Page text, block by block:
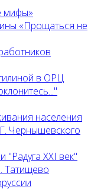
мифы»
«Прощаться не
в ОРЦ
населения
Чернышевского
"Радуга XXI век"
Татищево